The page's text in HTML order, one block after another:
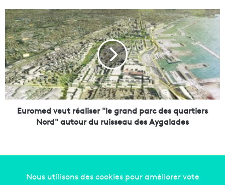
g
a
g
e
p
o
u
r
p
E
u
r
o
m
e
d
v
e
Euromed veut réaliser "le grand parc des quartiers
Nord" autour du ruisseau des Aygalades